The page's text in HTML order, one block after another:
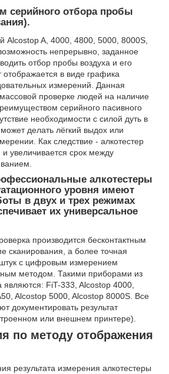
серийного отбора пробы
Alcostop A, 4000, 4800, 5000, 8000S,
непрерывно, заданное
отбор пробы воздуха и его
отображается в виде графика
измерений. Данная
проверке людей на наличие
серийного пасивного
необходимости с силой дуть в
делать лёгкий выдох или
Как следствие - алкотестер
увеличивается срок между
алкотестеры
уровня имеют
в двух и трех режимах
их универсальное
производится бесконтактным
сканирования, а более точная
с цифровым измерением
методом. Такими приборами из
являются: FiT-333, Alcostop 4000,
Alcostop 5000, Alcostop 8000S. Все
документировать результат
или внешнем принтере).
по методу отображения
результата измерения алкотестеры